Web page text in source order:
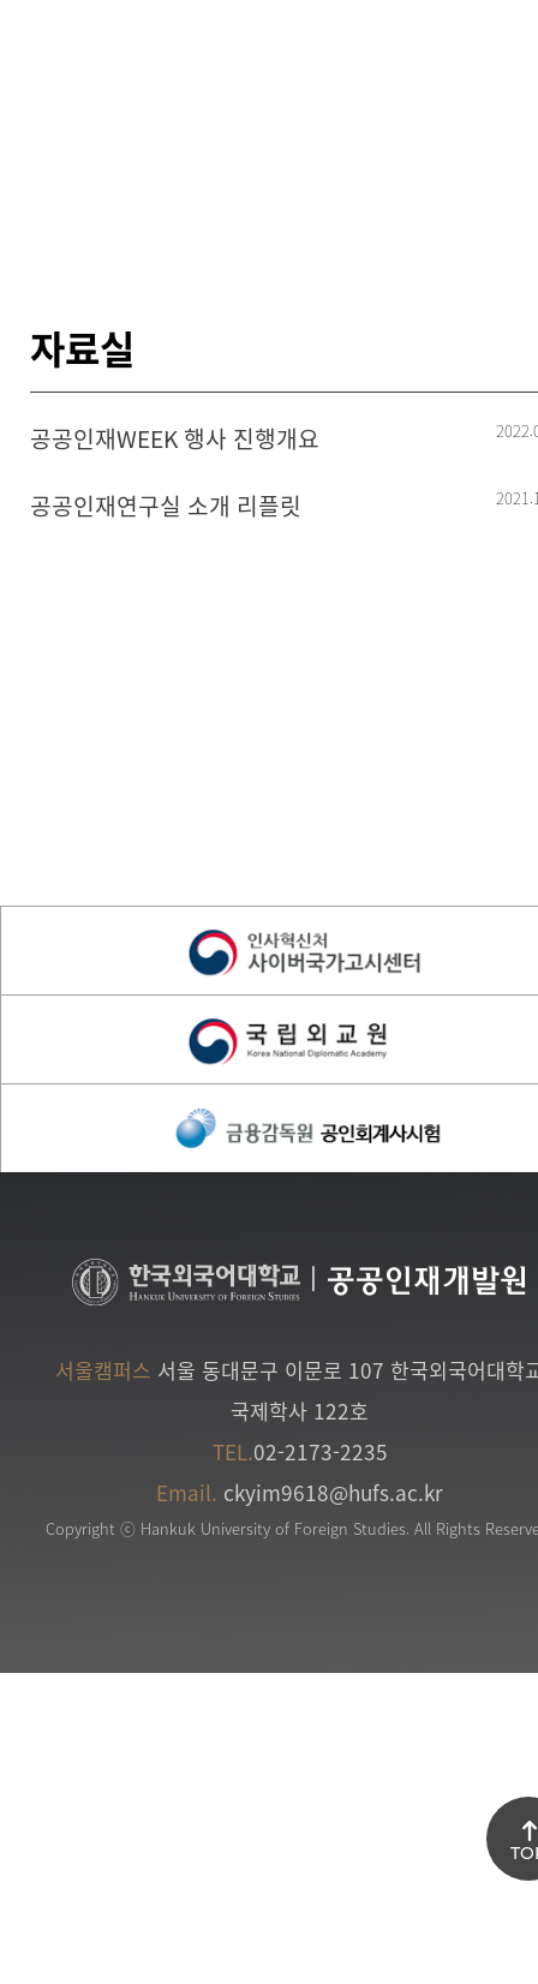
자료실
공공인재WEEK 행사 진행개요
공공인재연구실 소개 리플릿
공공인재개발원
서울캠퍼스 서울 동대문구 이문로 107 한국외국어대학
국제학사 122호
TEL.02-2173-2235
Email. ckyim9618@hufs.ac.kr
Copyright ⓒ Hankuk University of Foreign Studies. All Rights